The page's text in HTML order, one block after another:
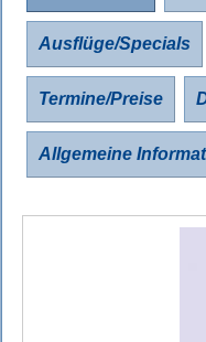
Ausflüge/Specials
Termine/Preise
Allgemeine